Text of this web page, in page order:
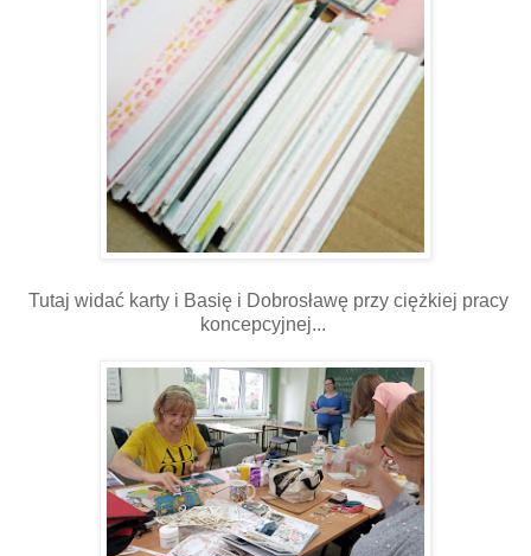
Tutaj widać karty i Basię i Dobrosławę przy ciężkiej pracy
koncepcyjnej...